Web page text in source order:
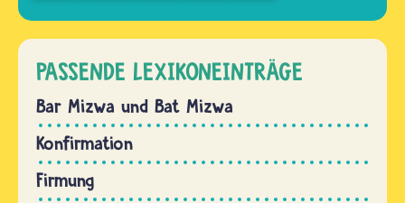
PASSENDE LEXIKONEINTRÄGE
Bar Mizwa und Bat Mizwa
Konfirmation
Firmung